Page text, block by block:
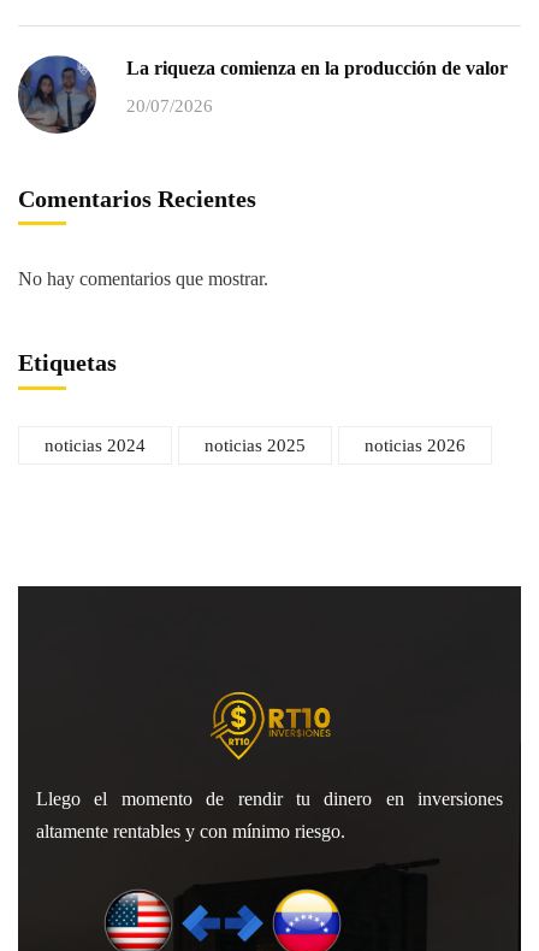
La riqueza comienza en la producción de valor
20/07/2026
Comentarios Recientes
No hay comentarios que mostrar.
Etiquetas
noticias 2024 noticias 2025 noticias 2026
Llego el momento de rendir tu dinero en inversiones
altamente rentables y con mínimo riesgo.